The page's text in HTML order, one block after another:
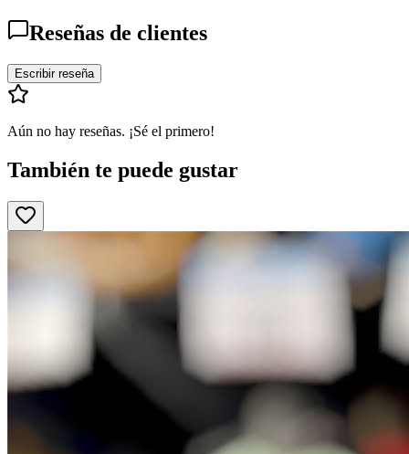
Reseñas de clientes
Escribir reseña
Aún no hay reseñas. ¡Sé el primero!
También te puede gustar